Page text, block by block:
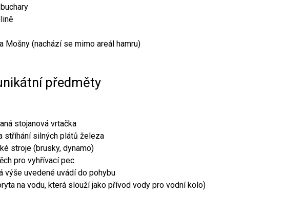
Mošny (nachází se mimo areál hamru)
předměty
stojanová vrtačka
stříhání silných plátů železa
stroje (brusky, dynamo)
pro vyhřívací pec
výše uvedené uvádí do pohybu
na vodu, která slouží jako přívod vody pro vodní kolo)